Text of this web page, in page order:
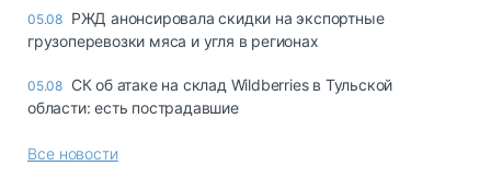
05.08 РЖД анонсировала скидки на экспортные
грузоперевозки мяса и угля в регионах
05.08 СК об атаке на склад Wildberries в Тульской
области: есть пострадавшие
Все новости